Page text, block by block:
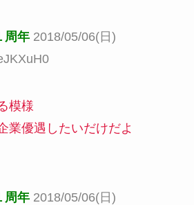
周年 2018/05/06(日)
模様
業優遇したいだけだよ
周年 2018/05/06(日)